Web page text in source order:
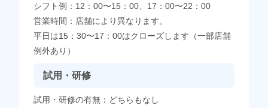
シフト例：12：00〜15：00、17：00〜22：00
営業時間：店舗により異なります。
平日は15：30〜17：00はクローズします（一部店舗
例外あり）
試用・研修
試用・研修の有無：どちらもなし